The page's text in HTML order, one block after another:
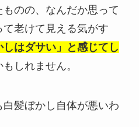
ものの、なんだか思って
老けて見える気がす
しはダサい」と感じてし
しれません。
髪ぼかし自体が悪いわ